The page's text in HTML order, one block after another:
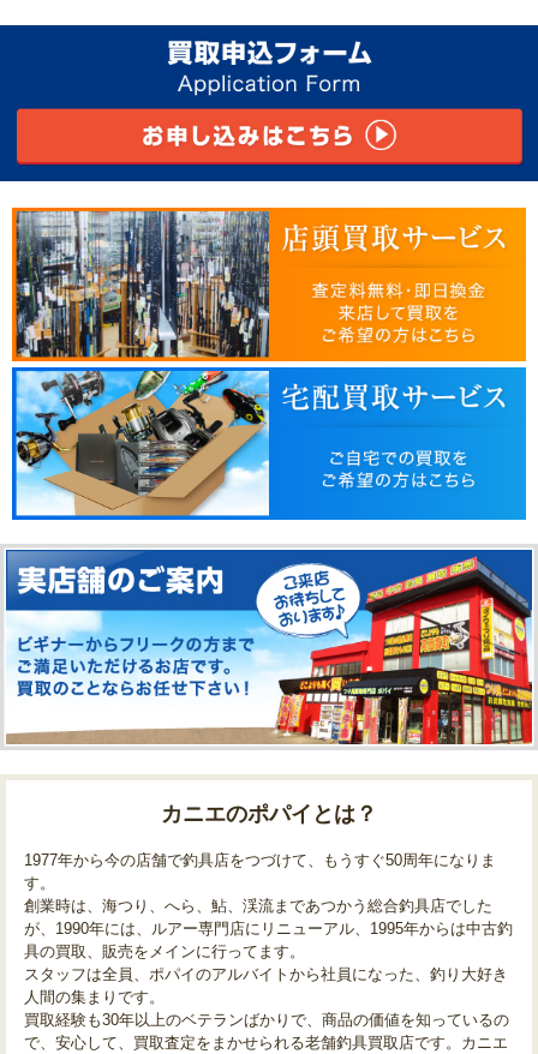
カニエのポパイとは？
1977年から今の店舗で釣具店をつづけて、もうすぐ50周年になりま
す。
創業時は、海つり、へら、鮎、渓流まであつかう総合釣具店でした
が、1990年には、ルアー専門店にリニューアル、1995年からは中古釣
具の買取、販売をメインに行ってます。
スタッフは全員、ポパイのアルバイトから社員になった、釣り大好き
人間の集まりです。
買取経験も30年以上のベテランばかりで、商品の価値を知っているの
で、安心して、買取査定をまかせられる老舗釣具買取店です。カニエ